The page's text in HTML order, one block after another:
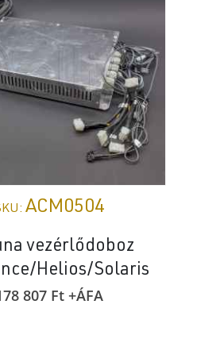
ACM0504
vezérlődoboz
Helios/Solaris
807 Ft +ÁFA